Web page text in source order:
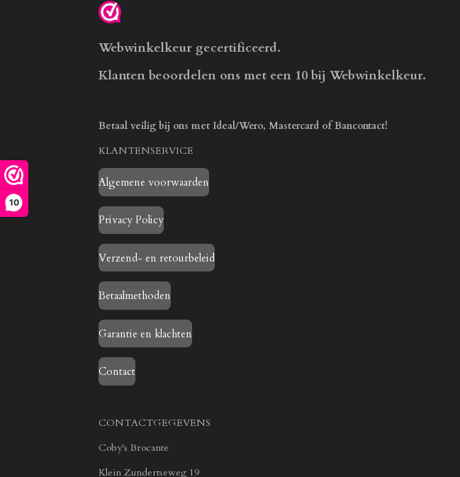
10
Webwinkelkeur gecertificeerd.
Klanten beoordelen ons met een 10 bij Webwinkelkeur.
Betaal veilig bij ons met Ideal/Wero, Mastercard of Bancontact!
KLANTENSERVICE
Algemene voorwaarden
Privacy Policy
Verzend- en retourbeleid
Betaalmethoden
Garantie en klachten
Contact
CONTACTGEGEVENS
Coby's Brocante
Klein Zundertseweg 19